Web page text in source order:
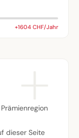
+1604 CHF/Jahr
dieser Seite